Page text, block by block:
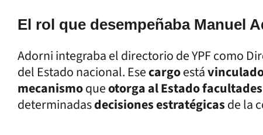
El rol que desempeñaba Manuel
Adorni integraba el directorio de YPF como
del Estado nacional. Esecargoestá
mecanismoqueotorga al Estado
determinadasdecisiones estratégicasde la